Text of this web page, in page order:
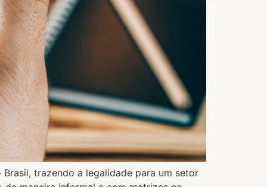
trazendo a legalidade para um setor